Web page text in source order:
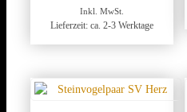
Inkl. MwSt.
Lieferzeit: ca. 2-3 Werktage